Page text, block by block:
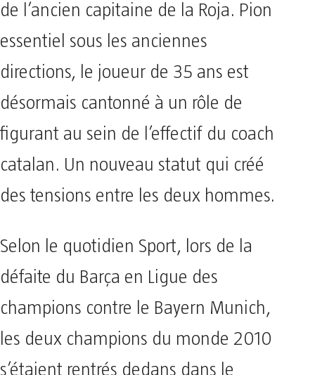
de l’ancien capitaine de la Roja. Pion
essentiel sous les anciennes
directions, le joueur de 35 ans est
désormais cantonné à un rôle de
figurant au sein de l’effectif du coach
catalan. Un nouveau statut qui créé
des tensions entre les deux hommes.
Selon le quotidien Sport, lors de la
défaite du Barça en Ligue des
champions contre le Bayern Munich,
les deux champions du monde 2010
s’étaient rentrés dedans dans le